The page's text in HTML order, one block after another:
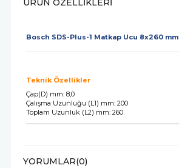
ÜRÜN ÖZELLIKLERI
Bosch SDS-Plus-1 Matkap Ucu 8x260 mm
Teknik Özellikler
Çap(D) mm: 8,0
Çalışma Uzunluğu (L1) mm: 200
Toplam Uzunluk (L2) mm: 260
YORUMLAR(0)